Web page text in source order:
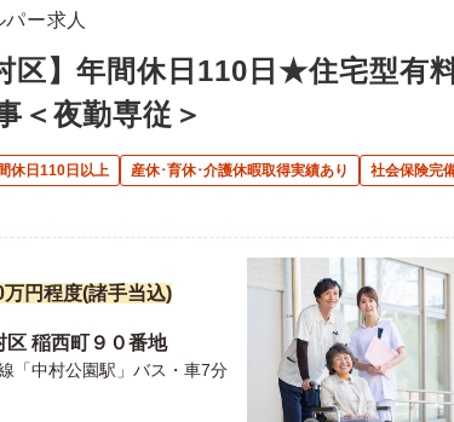
ー求人
区】年間休日110日★住宅型有
＜夜勤専従＞
休日110日以上 産休･育休･介護休暇取得実績あり
社会保険完
円程度(諸手当込)
区 稲西町９０番地
「中村公園駅」バス・車7分